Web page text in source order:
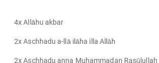
4x Allāhu akbar
2x Aschhadu a-llā ilāha illa Allāh
2x Aschhadu anna Muhammadan Rasūlullah